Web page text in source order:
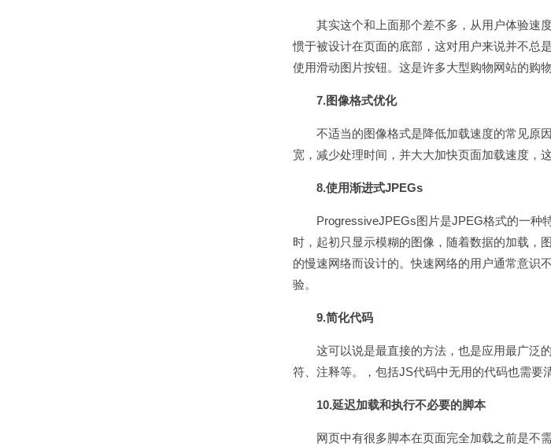
其实这个和上面那个差不多，从用户体验速度
惯于被设计在页面的底部，这对用户来说并不总
使用滑动图片按钮。这是许多大型购物网站的
7.图像格式优化
不适当的图像格式是降低加载速度的常见原因
宽，减少处理时间，并大大加快页面加载速度
8.使用渐进式JPEGs
ProgressiveJPEGs图片是JPEG格式的一种特
时，起初只显示模糊的图像，随着数据的加载，
的慢速网络而设计的。快速网络的用户通常意识
验。
9.简化代码
这可以说是最直接的方法，也是应用最广泛的
符、注释等。，包括JS代码中无用的代码也需
10.延迟加载和执行不必要的脚本
网页中有很多脚本在页面完全加载之前是不需